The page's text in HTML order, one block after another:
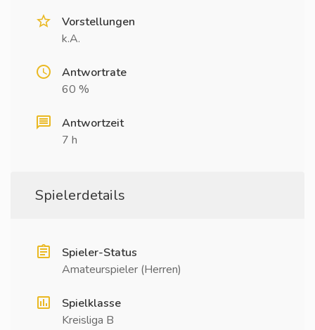
Vorstellungen
k.A.
Antwortrate
60 %
Antwortzeit
7 h
Spielerdetails
Spieler-Status
Amateurspieler (Herren)
Spielklasse
Kreisliga B